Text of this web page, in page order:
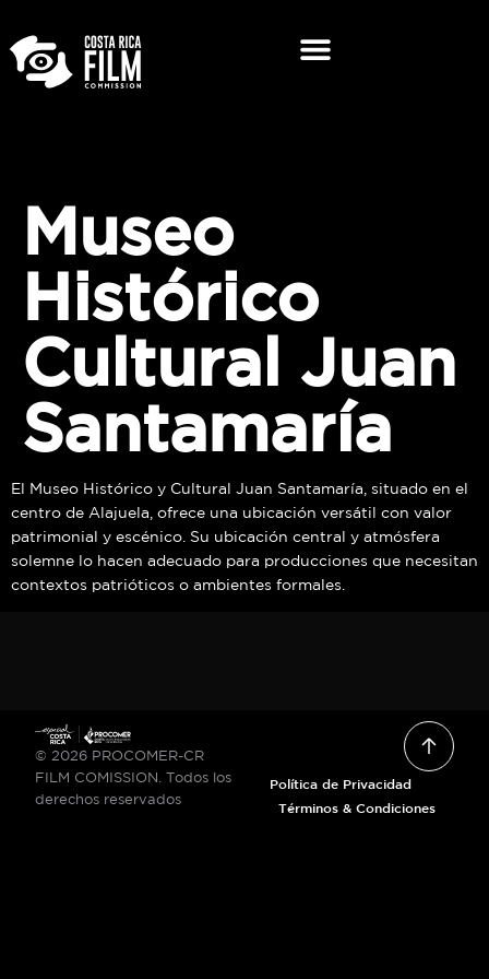
Museo
Histórico
Cultural Juan
Santamaría
El Museo Histórico y Cultural Juan Santamaría, situado en el
centro de Alajuela, ofrece una ubicación versátil con valor
patrimonial y escénico. Su ubicación central y atmósfera
solemne lo hacen adecuado para producciones que necesitan
contextos patrióticos o ambientes formales.
© 2026 PROCOMER-CR
FILM COMISSION. Todos los
derechos reservados
Política de Privacidad
Términos & Condiciones